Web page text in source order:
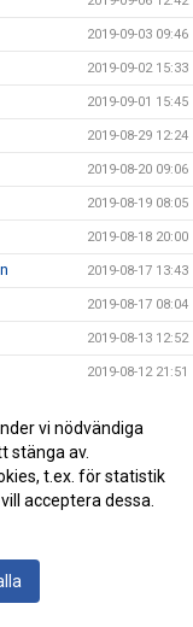
2019-09-03 09:46
2019-09-02 15:33
2019-09-01 15:45
2019-08-29 12:24
2019-08-20 09:06
2019-08-19 08:05
2019-08-18 20:00
2019-08-17 13:43
2019-08-17 08:04
2019-08-13 12:52
2019-08-12 21:51
2019-07-29 11:02
2019-07-17 22:46
2019-07-11 18:52
vi nödvändiga
stänga av.
t.ex. för statistik
acceptera dessa.